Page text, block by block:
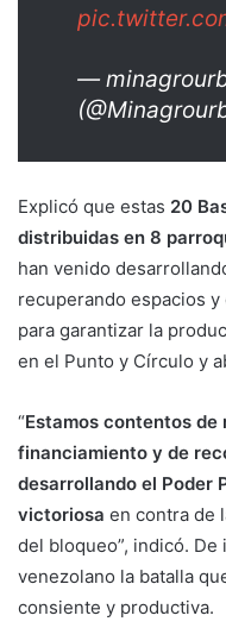
—
Explicó que estas 20
distribuidas en 8
han venido
recuperando espacios
para garantizar la
en el Punto y Círculo y
“Estamos contentos
financiamiento y de
desarrollando el Poder
victoriosa en contra de
del bloqueo”, indicó.
venezolano la batalla
consiente y productiva.